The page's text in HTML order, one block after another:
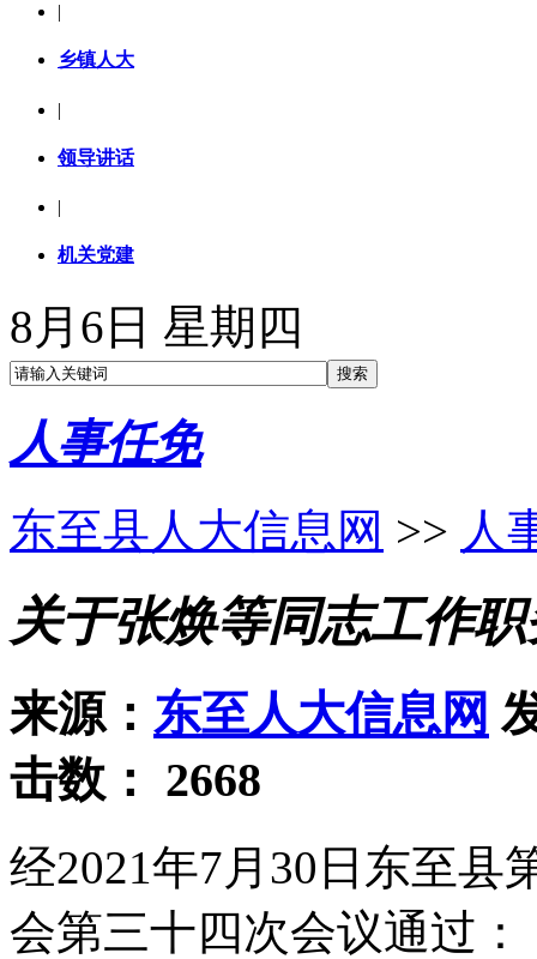
|
乡镇人大
|
领导讲话
|
机关党建
8月6日 星期四
人事任免
东至县人大信息网 >> 人
关于张焕等同志工作
来源： 东至人大信息网
击数： 2668
经2021年7月30日东至县
会第三十四次会议通过：